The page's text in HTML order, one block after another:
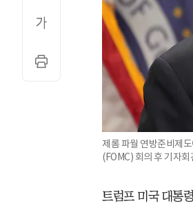
제롬 파월 연방준비제
(FOMC) 회의 후 기자
트럼프 미국 대통